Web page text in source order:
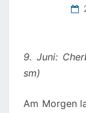
9. Juni:
sm)
Am Morgen